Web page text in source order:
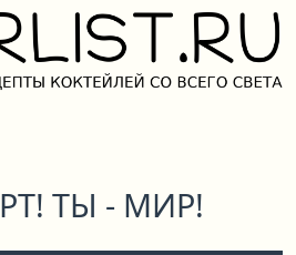
ТЫ - МИР!